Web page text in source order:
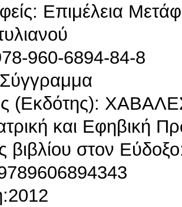
Επιμέλεια
960-6894-84-8
(Εκδότης):
και Εφηβική
βιβλίου στον